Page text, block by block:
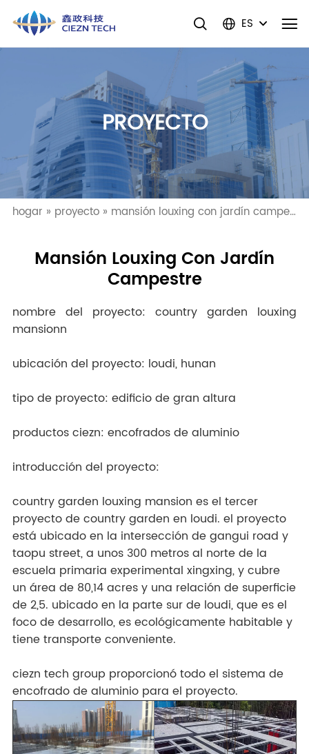
ES
PROYECTO
hogar » proyecto» mansión louxing con jardín campestre
Mansión Louxing Con Jardín
Campestre
nombre del proyecto: country garden louxing
mansionn
ubicación del proyecto: loudi, hunan
tipo de proyecto: edificio de gran altura
productos ciezn: encofrados de aluminio
introducción del proyecto:
country garden louxing mansion es el tercer
proyecto de country garden en loudi. el proyecto
está ubicado en la intersección de gangui road y
taopu street, a unos 300 metros al norte de la
escuela primaria experimental xingxing, y cubre
un área de 80,14 acres y una relación de superficie
de 2,5. ubicado en la parte sur de loudi, que es el
foco de desarrollo, es ecológicamente habitable y
tiene transporte conveniente.
ciezn tech group proporcionó todo el sistema de
encofrado de aluminio para el proyecto.